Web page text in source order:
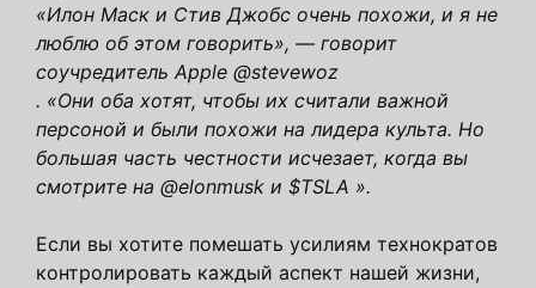
«Илон Маск и Стив Джобс очень похожи, и я не
люблю об этом говорить», — говорит
соучредитель Apple @stevewoz
. «Они оба хотят, чтобы их считали важной
персоной и были похожи на лидера культа. Но
большая часть честности исчезает, когда вы
смотрите на @elonmusk и $TSLA ».
Если вы хотите помешать усилиям технократов
контролировать каждый аспект нашей жизни,